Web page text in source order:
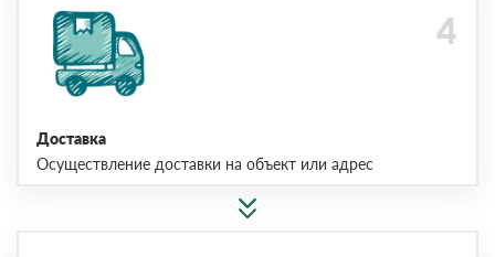
Доставка
Осуществление доставки на объект или адрес